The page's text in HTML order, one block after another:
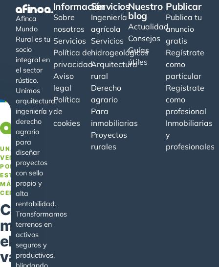
Afinca
Mundo
Rural es tu
socio
integral en
el sector
rústico.
Unimos
arquitectura,
ingeniería y
derecho
agrario
para
diseñar
proyectos
con sello
propio y
alta
rentabilidad.
Transformamos
terrenos en
activos
seguros y
productivos,
Información
Sobre
nosotros
Servicios
Política de
privacidad
Aviso
legal
Política
de
cookies
Servicios
Ingeniería
agrícola
Servicios
hidrogeológicos
Arquitectura
rural
Derecho
agrario
Para
inmobiliarias
Proyectos
rurales
Nuestro
blog
Actualidad
Consejos
Guías
útiles
Publicar
Publica tu
anuncio
gratis
Regístrate
como
particular
Regístrate
como
profesional
Inmobiliarias
y
profesionales
−20%
UNA
VENTAJA
POR
ESTAR
MÁS
CERCA
Conoce
mejor
el
valor